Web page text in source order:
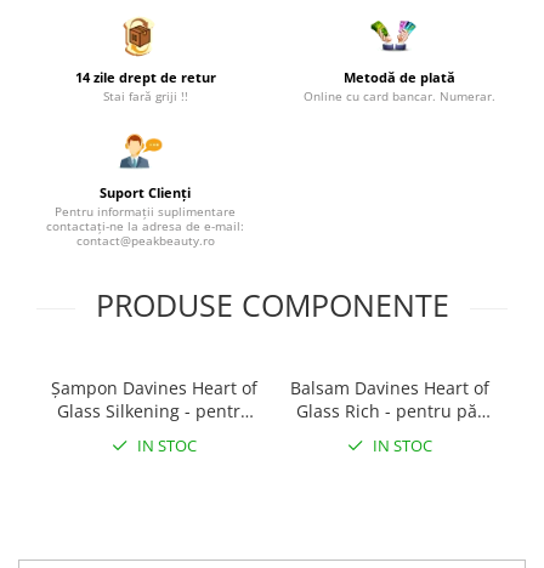
14 zile drept de retur
Stai fară griji !!
Metodă de plată
Online cu card bancar. Numerar.
Suport Clienți
Pentru informații suplimentare
contactați-ne la adresa de e-mail:
contact@peakbeauty.ro
PRODUSE COMPONENTE
Șampon Davines Heart of
Glass Silkening - pentru
IN STOC
Balsam Davines Heart of
Glass Rich - pentru păr
IN STOC